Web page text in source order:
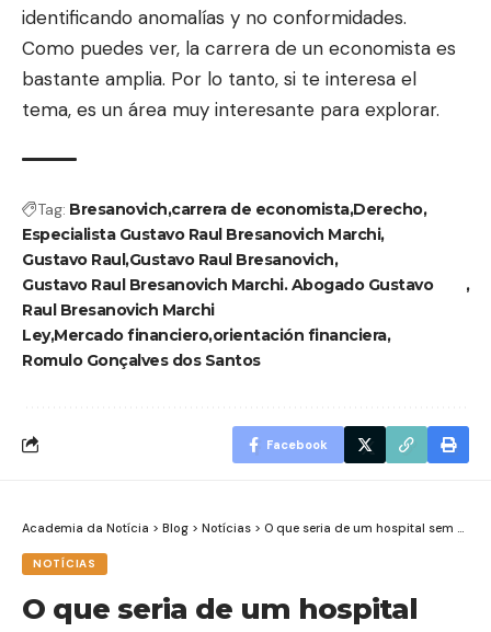
identificando anomalías y no conformidades.
Como puedes ver, la carrera de un economista es
bastante amplia. Por lo tanto, si te interesa el
tema, es un área muy interesante para explorar.
Tag: Bresanovich carrera de economistaDerecho
Especialista Gustavo Raul Bresanovich Marchi
Gustavo RaulGustavo Raul Bresanovich
Gustavo Raul Bresanovich Marchi. Abogado Gustavo
Raul Bresanovich Marchi
LeyMercado financieroorientación financiera
Romulo Gonçalves dos Santos
Facebook
Academia da Notícia > Blog > Notícias > O que seria de um hospital sem uma gestão de qualidade?
NOTÍCIAS
O que seria de um hospital